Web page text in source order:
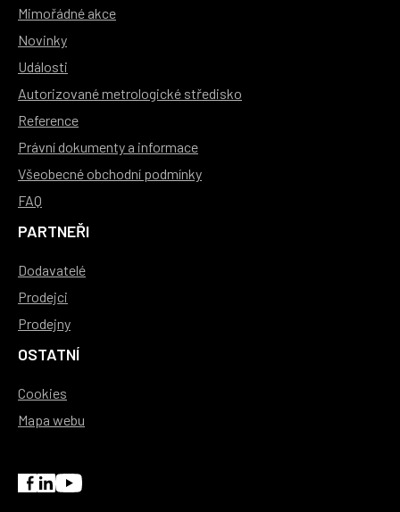
Mimořádné akce
Novinky
Události
Autorizované metrologické středisko
Reference
Právní dokumenty a informace
Všeobecné obchodní podmínky
FAQ
PARTNEŘI
Dodavatelé
Prodejci
Prodejny
OSTATNÍ
Cookies
Mapa webu